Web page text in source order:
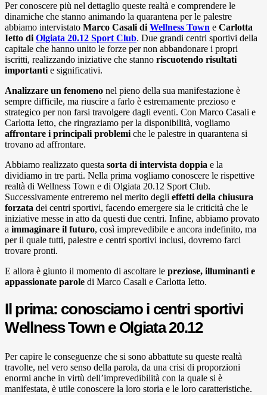
Per conoscere più nel dettaglio queste realtà e comprendere le
dinamiche che stanno animando la quarantena per le palestre
abbiamo intervistato Marco Casali di Wellness Town e Carlotta
Ietto di Olgiata 20.12 Sport Club. Due grandi centri sportivi della
capitale che hanno unito le forze per non abbandonare i propri
iscritti, realizzando iniziative che stanno riscuotendo risultati
importanti e significativi.
Analizzare un fenomeno nel pieno della sua manifestazione è
sempre difficile, ma riuscire a farlo è estremamente prezioso e
strategico per non farsi travolgere dagli eventi. Con Marco Casali e
Carlotta Ietto, che ringraziamo per la disponibilità, vogliamo
affrontare i principali problemi che le palestre in quarantena si
trovano ad affrontare.
Abbiamo realizzato questa sorta di intervista doppia e la
dividiamo in tre parti. Nella prima vogliamo conoscere le rispettive
realtà di Wellness Town e di Olgiata 20.12 Sport Club.
Successivamente entreremo nel merito degli effetti della chiusura
forzata dei centri sportivi, facendo emergere sia le criticità che le
iniziative messe in atto da questi due centri. Infine, abbiamo provato
a immaginare il futuro, così imprevedibile e ancora indefinito, ma
per il quale tutti, palestre e centri sportivi inclusi, dovremo farci
trovare pronti.
E allora è giunto il momento di ascoltare le preziose, illuminanti e
appassionate parole di Marco Casali e Carlotta Ietto.
Il prima: conosciamo i centri sportivi
Wellness Town e Olgiata 20.12
Per capire le conseguenze che si sono abbattute su queste realtà
travolte, nel vero senso della parola, da una crisi di proporzioni
enormi anche in virtù dell’imprevedibilità con la quale si è
manifestata, è utile conoscere la loro storia e le loro caratteristiche.